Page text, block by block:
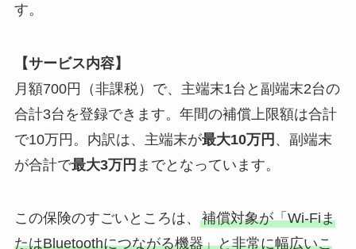
す。
【サービス内容】
月額700円（非課税）で、主端末1台と副端末2台の
合計3台を登録できます。年間の補償上限額は合計
で10万円。内訳は、主端末が最大10万円 、副端末
が合計で最大3万円 までとなっています。
この保険のすごいところは、 補償対象が「Wi-Fiま
たはBluetoothにつながる機器」と非常に幅広いこ